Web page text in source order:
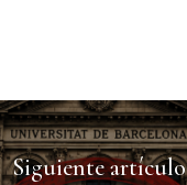
Siguiente artículo